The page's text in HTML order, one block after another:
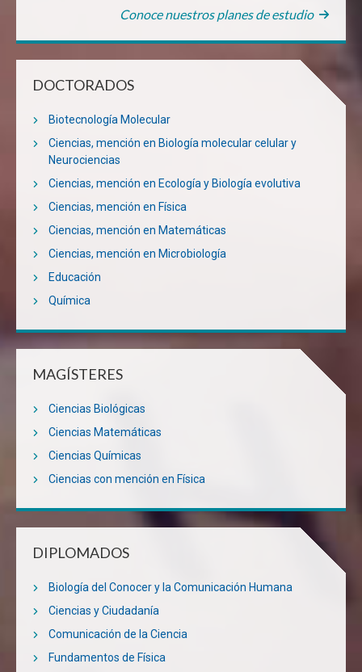
Conoce nuestros planes de estudio
DOCTORADOS
Biotecnología Molecular
Ciencias, mención en Biología molecular celular y
Neurociencias
Ciencias, mención en Ecología y Biología evolutiva
Ciencias, mención en Física
Ciencias, mención en Matemáticas
Ciencias, mención en Microbiología
Educación
Química
MAGÍSTERES
Ciencias Biológicas
Ciencias Matemáticas
Ciencias Químicas
Ciencias con mención en Física
DIPLOMADOS
Biología del Conocer y la Comunicación Humana
Ciencias y Ciudadanía
Comunicación de la Ciencia
Fundamentos de Física